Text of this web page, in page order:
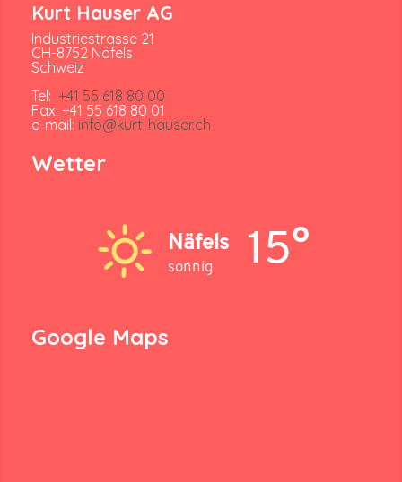
Kurt Hauser AG
Industriestrasse 21
CH-8752 Näfels
Schweiz
Tel: +41 55 618 80 00
Fax: +41 55 618 80 01
e-mail: info@kurt-hauser.ch
Wetter
Näfels
sonnig 15°
Google Maps